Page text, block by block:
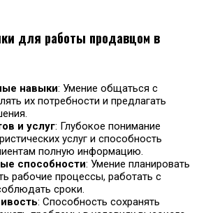
для работы продавцом в
навыки: Умение общаться с
их потребности и предлагать
и услуг: Глубокое понимание
услуг и способность
полную информацию.
способности: Умение планировать
рабочие процессы, работать с
сроки.
: Способность сохранять